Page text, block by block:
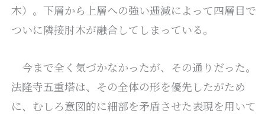
木）。下層から上層への強い逓減によって四層目で
ついに隣接肘木が融合してしまっている。
今まで全く気づかなかったが、その通りだった。
法隆寺五重塔は、その全体の形を優先したがため
に、むしろ意図的に細部を矛盾させた表現を用いて